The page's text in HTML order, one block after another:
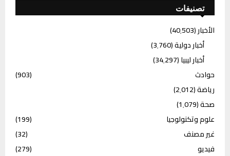
تصنيفات
الأخبار(40٬503)
أخبار دولية(3٬760)
أخبار ليبيا(34٬297)
حوادث
(903)
رياضة(2٬012)
صحة(1٬079)
علوم وتكنولوجيا
(199)
غير مصنف
(32)
فيديو
(279)